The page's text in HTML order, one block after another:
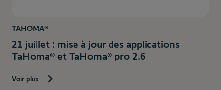
TAHOMA®
21 juillet : mise à jour des applications
TaHoma® et TaHoma® pro 2.6
Voir plus